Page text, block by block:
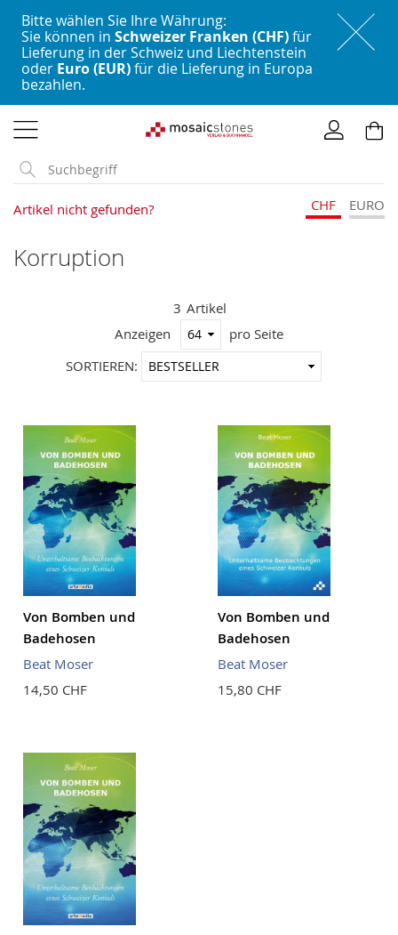
Bitte wählen Sie Ihre Währung:
Sie können in Schweizer Franken (CHF)für
Lieferung in der Schweiz und Liechtenstein
oder Euro (EUR)für die Lieferung in Europa
bezahlen.
zum
Inhalt
Artikel nicht gefunden? CHF EURO
Korruption
3 Artikel
Anzeigen
pro Seite
SORTIEREN:
Von Bomben und
Badehosen
Beat Moser
14,50 CHF
Von Bomben und
Badehosen
Beat Moser
15,80 CHF